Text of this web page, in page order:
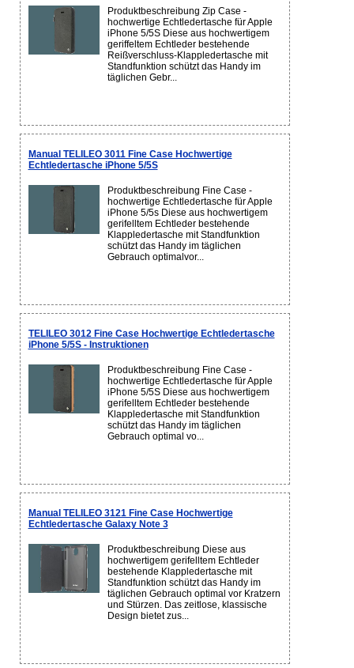
Produktbeschreibung Zip Case -
hochwertige Echtledertasche für Apple
iPhone 5/5S Diese aus hochwertigem
geriffeltem Echtleder bestehende
Reißverschluss-Klappledertasche mit
Standfunktion schützt das Handy im
täglichen Gebr...
Manual TELILEO 3011 Fine Case Hochwertige
Echtledertasche iPhone 5/5S
Produktbeschreibung Fine Case -
hochwertige Echtledertasche für Apple
iPhone 5/5s Diese aus hochwertigem
gerifelltem Echtleder bestehende
Klappledertasche mit Standfunktion
schützt das Handy im täglichen
Gebrauch optimalvor...
TELILEO 3012 Fine Case Hochwertige Echtledertasche
iPhone 5/5S - Instruktionen
Produktbeschreibung Fine Case -
hochwertige Echtledertasche für Apple
iPhone 5/5S Diese aus hochwertigem
gerifelltem Echtleder bestehende
Klappledertasche mit Standfunktion
schützt das Handy im täglichen
Gebrauch optimal vo...
Manual TELILEO 3121 Fine Case Hochwertige
Echtledertasche Galaxy Note 3
Produktbeschreibung Diese aus
hochwertigem gerifelltem Echtleder
bestehende Klappledertasche mit
Standfunktion schützt das Handy im
täglichen Gebrauch optimal vor Kratzern
und Stürzen. Das zeitlose, klassische
Design bietet zus...